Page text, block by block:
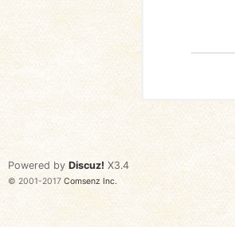
Powered by Discuz! X3.4
© 2001-2017 Comsenz Inc.